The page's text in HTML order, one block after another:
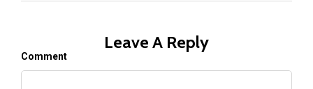
Leave A Reply
Comment